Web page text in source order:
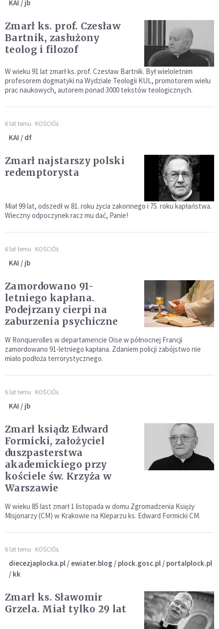
KAI / jb
Zmarł ks. prof. Czesław
Bartnik, zasłużony
teolog i filozof
W wieku 91 lat zmarł ks. prof. Czesław Bartnik. Był wieloletnim
profesorem dogmatyki na Wydziale Teologii KUL, promotorem wielu
prac naukowych, autorem ponad 3000 tekstów teologicznych.
6 lat temu KOŚCIÓŁ
KAI / df
Zmarł najstarszy polski
redemptorysta
Miał 99 lat, odszedł w 81. roku życia zakonnego i 75. roku kapłaństwa.
Wieczny odpoczynek racz mu dać, Panie!
6 lat temu KOŚCIÓŁ
KAI / jb
Zamordowano 91-
letniego kapłana.
Podejrzany cierpi na
zaburzenia psychiczne
W Ronquerolles w departamencie Oise w północnej Francji
zamordowano 91-letniego kapłana. Zdaniem policji zabójstwo nie
miało podłoża terrorystycznego.
6 lat temu KOŚCIÓŁ
KAI / jb
Zmarł ksiądz Edward
Formicki, założyciel
duszpasterstwa
akademickiego przy
kościele św. Krzyża w
Warszawie
W wieku 85 last zmarł 1 listopada w domu Zgromadzenia Księży
Misjonarzy (CM) w Krakowie na Kleparzu ks. Edward Formicki CM.
6 lat temu KOŚCIÓŁ
diecezjaplocka.pl / ewiater.blog / plock.gosc.pl / portalplock.pl
/ kk
Zmarł ks. Sławomir
Grzela. Miał tylko 29 lat